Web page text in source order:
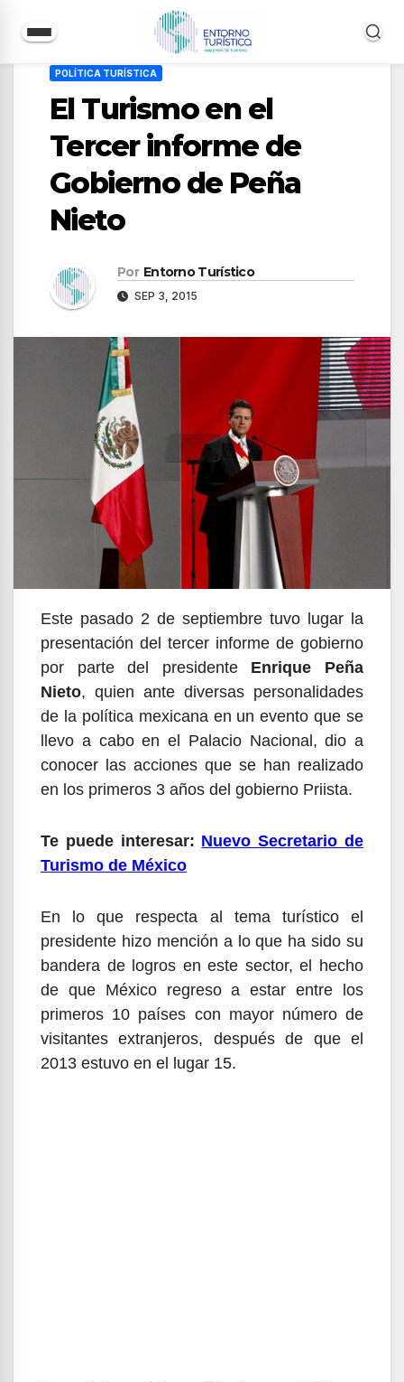
contenido
POLÍTICA TURÍSTICA
El Turismo en el
Tercer informe de
Gobierno de Peña
Nieto
Por Entorno Turístico
SEP 3, 2015
Este pasado 2 de septiembre tuvo lugar la
presentación del tercer informe de gobierno
por parte del presidente Enrique Peña
Nieto, quien ante diversas personalidades
de la política mexicana en un evento que se
llevo a cabo en el Palacio Nacional, dio a
conocer las acciones que se han realizado
en los primeros 3 años del gobierno Priista.
Te puede interesar: Nuevo Secretario de
Turismo de México
En lo que respecta al tema turístico el
presidente hizo mención a lo que ha sido su
bandera de logros en este sector, el hecho
de que México regreso a estar entre los
primeros 10 países con mayor número de
visitantes extranjeros, después de que el
2013 estuvo en el lugar 15.